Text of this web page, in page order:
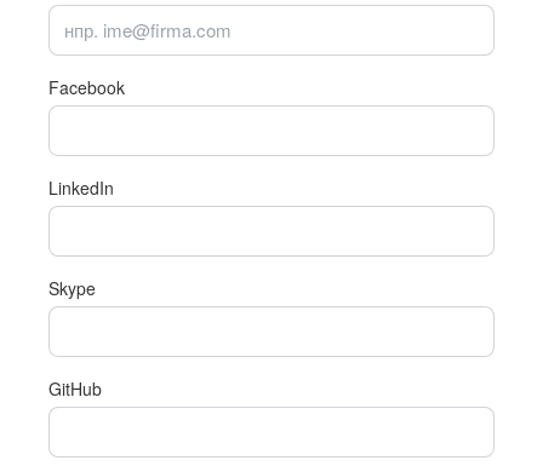
Facebook
LinkedIn
Skype
GitHub